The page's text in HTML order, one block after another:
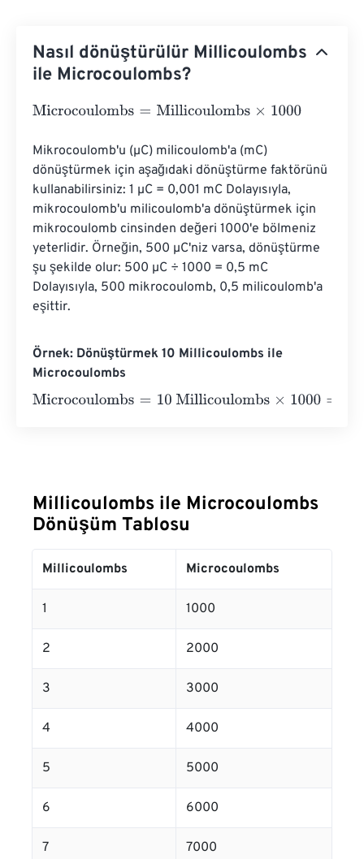
Nasıl dönüştürülür Millicoulombs
ile Microcoulombs?
Microcoulombs=Millicoulombs×1000
Mikrocoulomb'u (µC) milicoulomb'a (mC)
dönüştürmek için aşağıdaki dönüştürme faktörünü
kullanabilirsiniz: 1 µC = 0,001 mC Dolayısıyla,
mikrocoulomb'u milicoulomb'a dönüştürmek için
mikrocoulomb cinsinden değeri 1000'e bölmeniz
yeterlidir. Örneğin, 500 µC'niz varsa, dönüştürme
şu şekilde olur: 500 µC ÷ 1000 = 0,5 mC
Dolayısıyla, 500 mikrocoulomb, 0,5 milicoulomb'a
eşittir.
Örnek: Dönüştürmek 10 Millicoulombs ile
Microcoulombs
Microcoulombs=10 Millicoulombs×1000= 10000
Millicoulombs ile Microcoulombs
Dönüşüm Tablosu
Millicoulombs Microcoulombs
1 1000
2 2000
3 3000
4 4000
5 5000
6 6000
7 7000